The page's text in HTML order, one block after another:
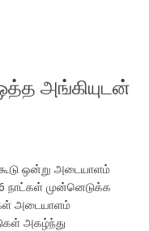
அங்கியுடன்
ஒன்று அடையாளம்
நாட்கள் முன்னெடுக்க
அடையாளம்
அகழ்ந்து